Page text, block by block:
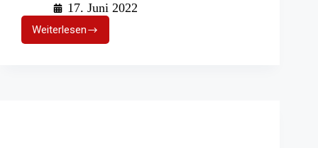
17. Juni 2022
WeiterlesenExplosion:
Feuerwehr